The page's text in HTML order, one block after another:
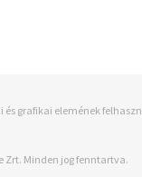
grafikai elemének
Zrt. Minden jog fenntartva.